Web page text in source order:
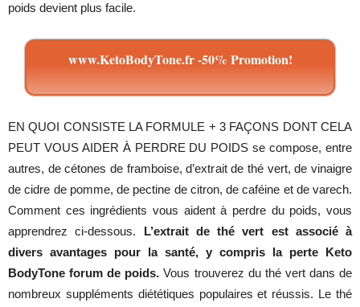
poids devient plus facile.
www.KetoBodyTone.fr -50% Promotion!
EN QUOI CONSISTE LA FORMULE + 3 FAÇONS DONT CELA
PEUT VOUS AIDER À PERDRE DU POIDS se compose, entre
autres, de cétones de framboise, d’extrait de thé vert, de vinaigre
de cidre de pomme, de pectine de citron, de caféine et de varech.
Comment ces ingrédients vous aident à perdre du poids, vous
apprendrez ci-dessous. L’extrait de thé vert est associé à
divers avantages pour la santé, y compris la perte Keto
BodyTone forum de poids. Vous trouverez du thé vert dans de
nombreux suppléments diététiques populaires et réussis. Le thé